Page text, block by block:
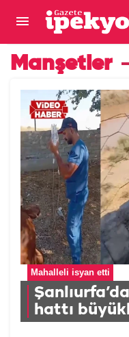
Manşetler
Mahalleli isyan etti
hattı
üzerine